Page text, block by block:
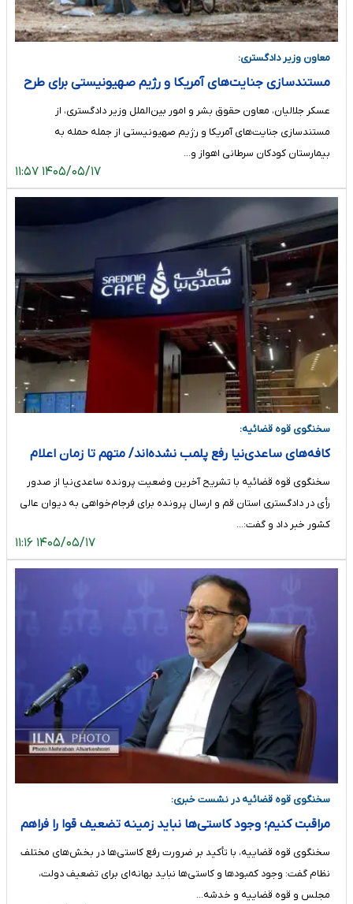
معاون وزیر دادگستری:
مستندسازی جنایت‌های آمریکا و رژیم صهیونیستی برای طرح
عسکر جلالیان، معاون حقوق بشر و امور بین‌الملل وزیر دادگستری، از
مستندسازی جنایت‌های آمریکا و رژیم صهیونیستی از جمله حمله به
بیمارستان کودکان سرطانی اهواز و…
۱۴۰۵/۰۵/۱۷ ۱۱:۵۷
سخنگوی قوه قضائیه:
کافه‌های ساعدی‌نیا رفع پلمب نشده‌اند/ متهم تا زمان اعلام
سخنگوی قوه قضائیه با تشریح آخرین وضعیت پرونده ساعدی‌نیا از صدور
رأی در دادگستری استان قم و ارسال پرونده برای فرجام‌خواهی به دیوان عالی
کشور خبر داد و گفت:…
۱۴۰۵/۰۵/۱۷ ۱۱:۱۶
سخنگوی قوه قضائیه در نشست خبری:
مراقبت کنیم؛ وجود کاستی‌ها نباید زمینه تضعیف قوا را فراهم
سخنگوی قوه قضاییه، با تأکید بر ضرورت رفع کاستی‌ها در بخش‌های مختلف
نظام گفت: وجود کمبودها و کاستی‌ها نباید بهانه‌ای برای تضعیف دولت،
مجلس و قوه قضاییه و خدشه…